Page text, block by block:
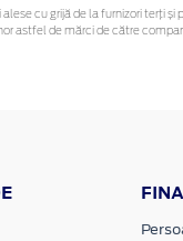
cu grijă de la furnizori terți
astfel de mărci de către